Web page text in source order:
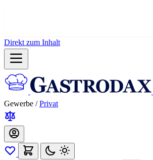
Direkt zum Inhalt
Gewerbe / Privat